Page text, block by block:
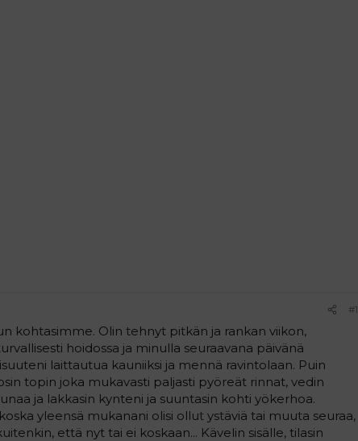
#1
kohtasimme. Olin tehnyt pitkän ja rankan viikon,
hoidossa ja minulla seuraavana päivänä
laittautua kauniiksi ja mennä ravintolaan. Puin
topin joka mukavasti paljasti pyöreät rinnat, vedin
ja lakkasin kynteni ja suuntasin kohti yökerhoa.
yleensä mukanani olisi ollut ystäviä tai muuta seuraa,
että nyt tai ei koskaan... Kävelin sisälle, tilasin